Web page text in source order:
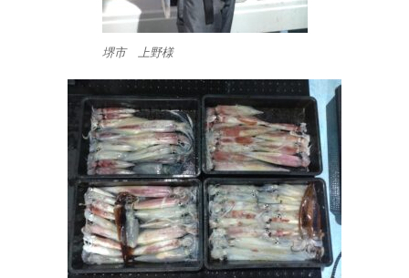
堺市 上野様